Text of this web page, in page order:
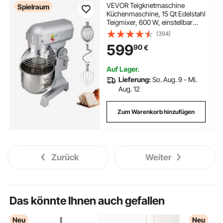
Spielraum
VEVOR Teigknetmaschine
Küchenmaschine, 15 Qt Edelstahl
Teigmixer, 600 W, einstellbar
(130/233/414 U/min), inkl.
Edelstahlschüssel, Knethaken,
Schneebesen, Rührbesen, ideal
für Bäckereien, Restaurants
(394)
59990€
Auf Lager.
Lieferung:So. Aug. 9 - Mi.
Aug. 12
Zum Warenkorb hinzufügen
Zurück Weiter
Das könnte Ihnen auch gefallen
Neu Neu